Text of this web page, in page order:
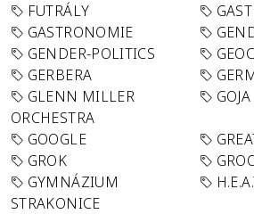
FUTRÁLY
GASTRONOMIE
GENDER-POLITICS
GERBERA
GLENN MILLER
ORCHESTRA
GOOGLE
GROK
GYMNÁZIUM
STRAKONICE